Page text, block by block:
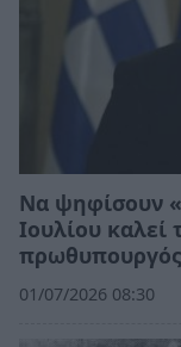
Να ψηφίσουν
Ιουλίου καλεί
01/07/2026 08:30